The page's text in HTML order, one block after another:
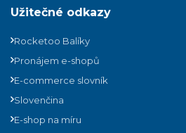
Užitečné odkazy
Rocketoo Balíky
Pronájem e-shopů
E-commerce slovník
Slovenčina
E-shop na míru